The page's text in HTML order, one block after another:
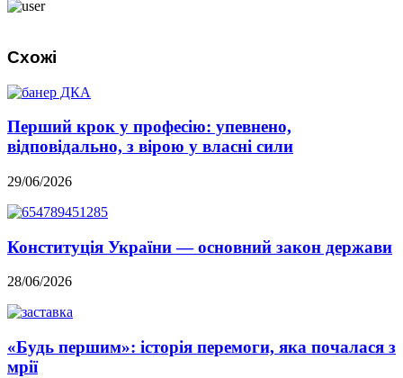
Схожі
Перший крок у професію: упевнено,
відповідально, з вірою у власні сили
29/06/2026
Конституція України — основний закон держави
28/06/2026
«Будь першим»: історія перемоги, яка почалася з
мрії